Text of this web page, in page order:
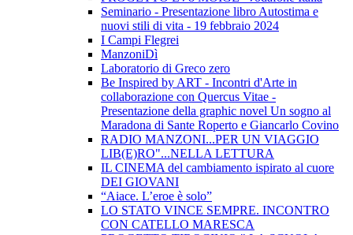
Seminario - Presentazione libro Autostima e
nuovi stili di vita - 19 febbraio 2024
I Campi Flegrei
ManzoniDì
Laboratorio di Greco zero
Be Inspired by ART - Incontri d'Arte in
collaborazione con Quercus Vitae -
Presentazione della graphic novel Un sogno al
Maradona di Sante Roperto e Giancarlo Covino
RADIO MANZONI...PER UN VIAGGIO
LIB(E)RO"...NELLA LETTURA
IL CINEMA del cambiamento ispirato al cuore
DEI GIOVANI
“Aiace. L’eroe è solo”
LO STATO VINCE SEMPRE. INCONTRO
CON CATELLO MARESCA